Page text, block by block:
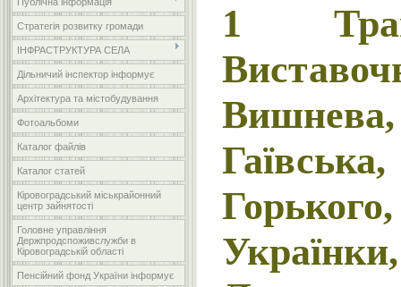
Стратегія розвитку громади
ІНФРАСТРУКТУРА СЕЛА
Дільничий інспектор інформує
Архітектура та містобудування
Фотоальбоми
Каталог файлів
Каталог статей
Кіровоградський міськрайонний
центр зайнятості
Головне управління
Держпродспоживслужби в
Кіровоградській області
Пенсійний фонд України інформує
1
Вишнева